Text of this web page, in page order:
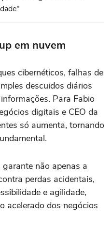
em nuvem
cibernéticos, falhas de
descuidos diários
Para Fabio
digitais e CEO da
só aumenta, tornando
garante não apenas a
perdas acidentais,
e agilidade,
acelerado dos negócios